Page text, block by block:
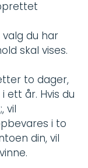
du har
skal vises.
to dager,
ett år. Hvis du
vil
i to
din, vil